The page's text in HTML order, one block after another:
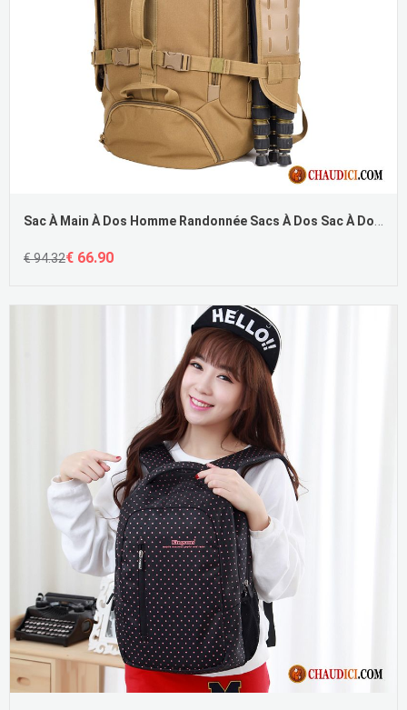
Sac À Main À Dos Homme Randonnée Sacs À Dos Sac À Dos Sac À Main Tourisme En Vente
€ 94.32€ 66.90